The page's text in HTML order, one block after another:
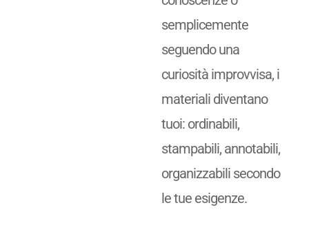
semplicemente
seguendo una
curiosità improvvisa, i
materiali diventano
tuoi: ordinabili,
stampabili, annotabili,
organizzabili secondo
le tue esigenze.